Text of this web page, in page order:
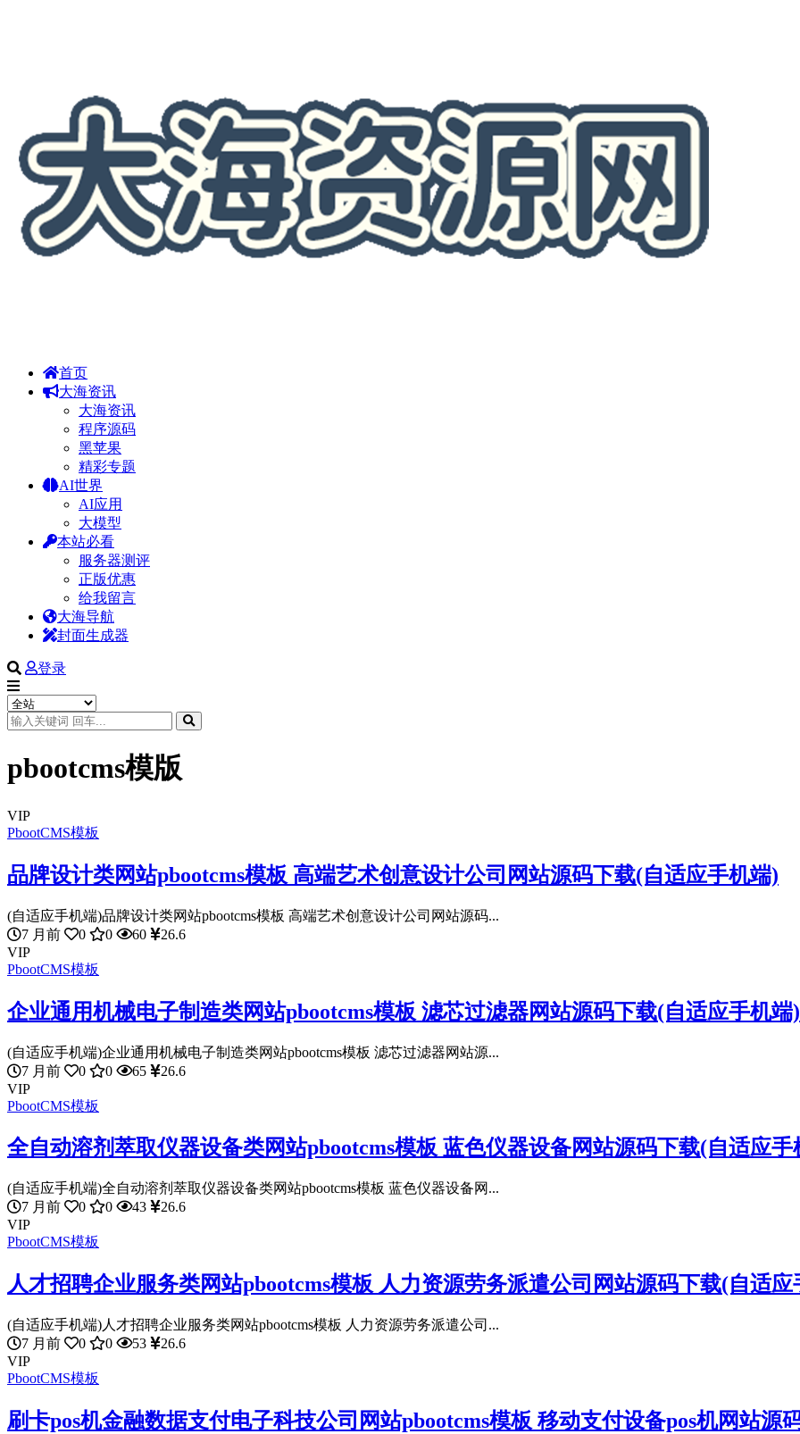
首页
大海资讯
大海资讯
程序源码
黑苹果
精彩专题
AI世界
AI应用
大模型
本站必看
服务器测评
正版优惠
给我留言
大海导航
封面生成器
登录
pbootcms模版
VIP
PbootCMS模板
品牌设计类网站pbootcms模板 高端艺术创意设计公司网站源码下载(自适应手机端)
(自适应手机端)品牌设计类网站pbootcms模板 高端艺术创意设计公司网站源码...
7 月前
0 0 60
26.6
VIP
PbootCMS模板
企业通用机械电子制造类网站pbootcms模板 滤芯过滤器网站源码下载(自适应手机端)
(自适应手机端)企业通用机械电子制造类网站pbootcms模板 滤芯过滤器网站源...
7 月前
0 0 65
26.6
VIP
PbootCMS模板
全自动溶剂萃取仪器设备类网站pbootcms模板 蓝色仪器设备网站源码下载(自适应手
(自适应手机端)全自动溶剂萃取仪器设备类网站pbootcms模板 蓝色仪器设备网...
7 月前
0 0 43
26.6
VIP
PbootCMS模板
人才招聘企业服务类网站pbootcms模板 人力资源劳务派遣公司网站源码下载(自适应
(自适应手机端)人才招聘企业服务类网站pbootcms模板 人力资源劳务派遣公司...
7 月前
0 0 53
26.6
VIP
PbootCMS模板
刷卡pos机金融数据支付电子科技公司网站pbootcms模板 移动支付设备pos机网站源